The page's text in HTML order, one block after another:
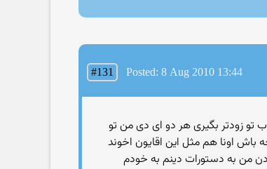
#131 Posted: 8 Aug 2010 13:44
تو زودتر بگیری هر دو ای دی من تو
اونا هم مثل این اقایون اخوند
من به دستورات دینم به خودم